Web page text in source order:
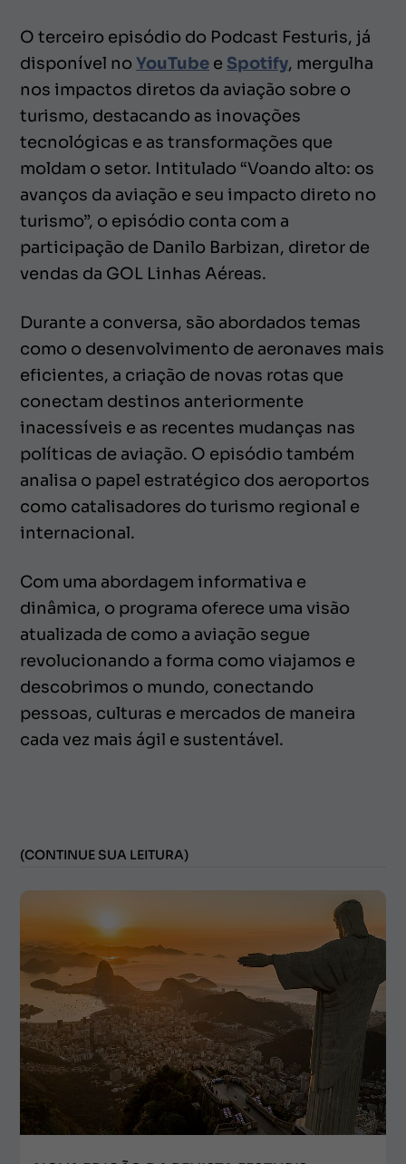
O terceiro episódio do Podcast Festuris, já
disponível noYouTube eSpotify, mergulha
nos impactos diretos da aviação sobre o
turismo, destacando as inovações
tecnológicas e as transformações que
moldam o setor. Intitulado “Voando alto: os
avanços da aviação e seu impacto direto no
turismo”, o episódio conta com a
participação de Danilo Barbizan, diretor de
vendas da GOL Linhas Aéreas.
Durante a conversa, são abordados temas
como o desenvolvimento de aeronaves mais
eficientes, a criação de novas rotas que
conectam destinos anteriormente
inacessíveis e as recentes mudanças nas
políticas de aviação. O episódio também
analisa o papel estratégico dos aeroportos
como catalisadores do turismo regional e
internacional.
Com uma abordagem informativa e
dinâmica, o programa oferece uma visão
atualizada de como a aviação segue
revolucionando a forma como viajamos e
descobrimos o mundo, conectando
pessoas, culturas e mercados de maneira
cada vez mais ágil e sustentável.
(CONTINUE SUA LEITURA)